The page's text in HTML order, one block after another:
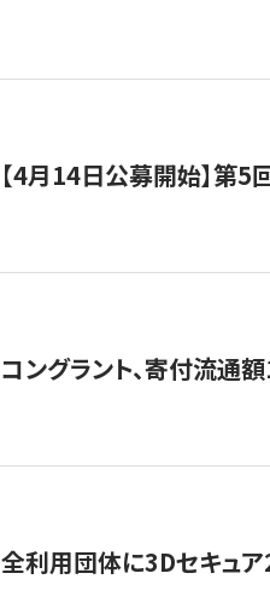
【4月14日公募開始】第
コングラント、寄付流通
全利用団体に3Dセキュ